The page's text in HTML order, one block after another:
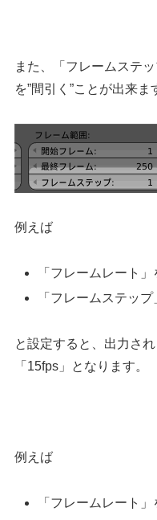
また、「フレームステ
を”間引く”ことが出来ま
例えば
「フレームレート」
「フレームステップ
と設定すると、出力さ
「15fps」となります。
例えば
「フレームレート」